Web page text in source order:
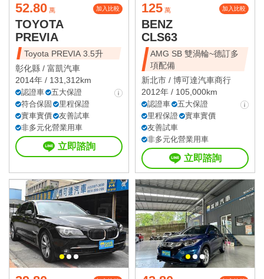
52.80 萬 加入比較
TOYOTA
PREVIA
Toyota PREVIA 3.5升
彰化縣 / 富凱汽車
2014年 / 131,312km
認證車
五大保證
符合保固
里程保證
實車實價
友善試車
非多元化營業用車
立即諮詢
125 萬 加入比較
BENZ
CLS63
AMG SB 雙渦輪~德訂多
項配備
新北市 / 博可達汽車商行
2012年 / 105,000km
認證車
五大保證
里程保證
實車實價
友善試車
非多元化營業用車
立即諮詢